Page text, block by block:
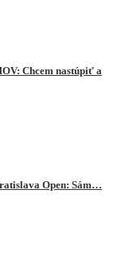
Chcem nastúpiť a
Open: Sám…